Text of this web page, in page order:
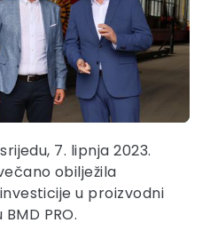
7. lipnja 2023.
obilježila
u proizvodni
PRO.